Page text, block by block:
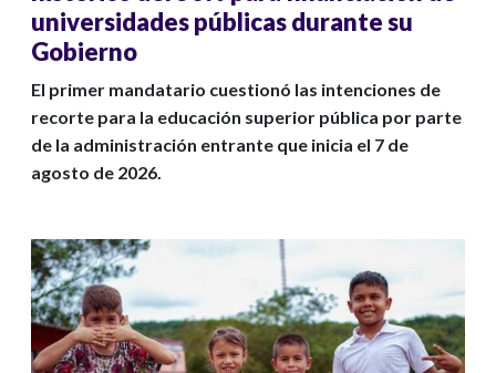
universidades públicas durante su
Gobierno
El primer mandatario cuestionó las intenciones de
recorte para la educación superior pública por parte
de la administración entrante que inicia el 7 de
agosto de 2026.